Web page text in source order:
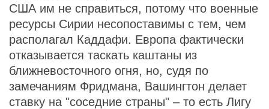
США им не справиться, потому что военные
ресурсы Сирии несопоставимы с тем, чем
располагал Каддафи. Европа фактически
отказывается таскать каштаны из
ближневосточного огня, но, судя по
замечаниям Фридмана, Вашингтон делает
ставку на "соседние страны" – то есть Лигу